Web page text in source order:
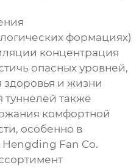
формациях)
концентрация
опасных уровней,
здоровья и жизни
туннелей также
комфортной
особенно в
Fan Co.